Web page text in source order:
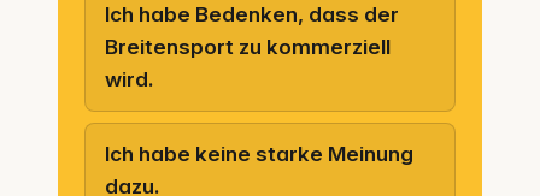
Ich habe Bedenken, dass der
Breitensport zu kommerziell
wird.
Ich habe keine starke Meinung
dazu.